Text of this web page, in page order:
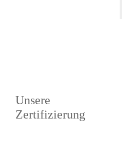
Unsere
Zertifizierung